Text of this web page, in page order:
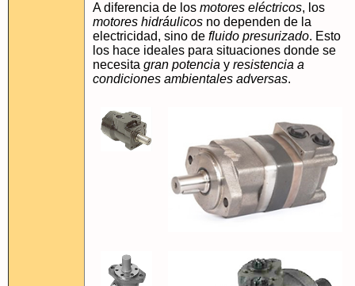
A diferencia de los motores eléctricos, los
motores hidráulicos no dependen de la
electricidad, sino de fluido presurizado. Esto
los hace ideales para situaciones donde se
necesita gran potencia y resistencia a
condiciones ambientales adversas.